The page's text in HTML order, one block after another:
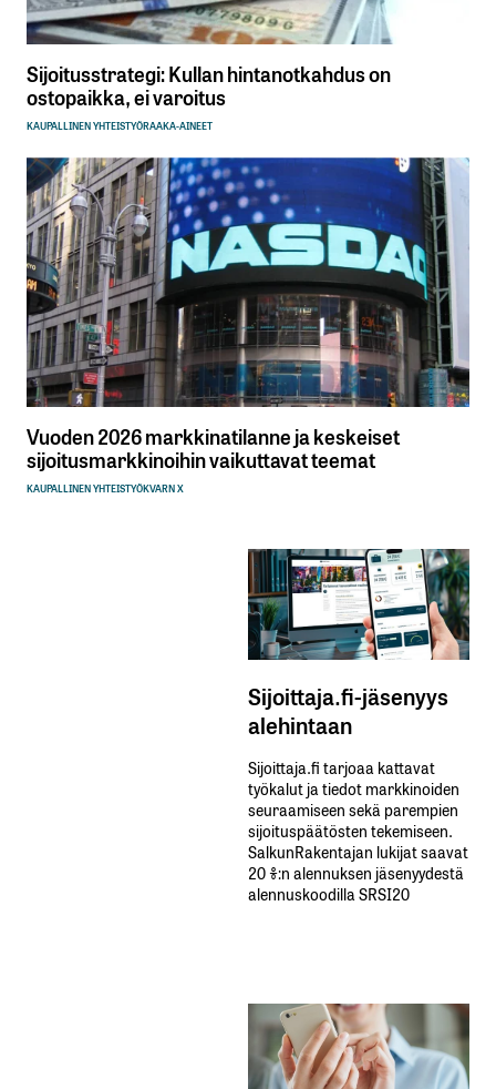
Sijoitusstrategi: Kullan hintanotkahdus on
ostopaikka, ei varoitus
KAUPALLINEN YHTEISTYÖRAAKA-AINEET
Vuoden 2026 markkinatilanne ja keskeiset
sijoitusmarkkinoihin vaikuttavat teemat
KAUPALLINEN YHTEISTYÖKVARN X
Sijoittaja.fi-jäsenyys
alehintaan
Sijoittaja.fi tarjoaa kattavat
työkalut ja tiedot markkinoiden
seuraamiseen sekä parempien
sijoituspäätösten tekemiseen.
SalkunRakentajan lukijat saavat
20 %:n alennuksen jäsenyydestä
alennuskoodilla SRSI20